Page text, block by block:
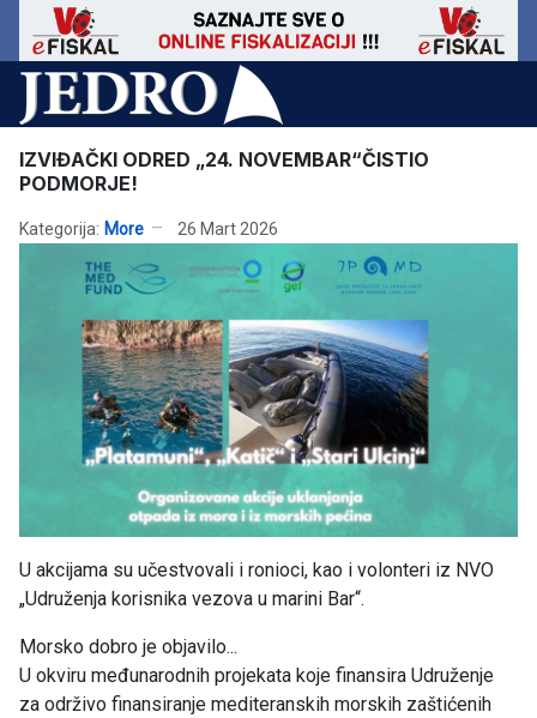
IZVIĐAČKI ODRED „24. NOVEMBAR“ČISTIO
PODMORJE!
Kategorija: More 26 Mart 2026
U akcijama su učestvovali i ronioci, kao i volonteri iz NVO
„Udruženja korisnika vezova u marini Bar“.
Morsko dobro je objavilo...
U okviru međunarodnih projekata koje finansira Udruženje
za održivo finansiranje mediteranskih morskih zaštićenih